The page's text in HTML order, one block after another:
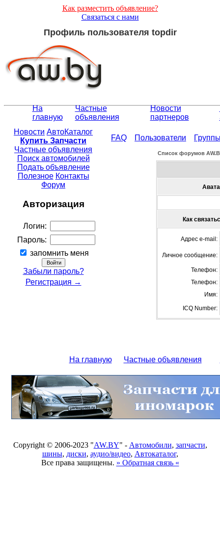
Как разместить объявление?
Связаться с нами
Профиль пользователя topdir
На
главную
Частные
объявления
Новости
партнеров
Новости АвтоКаталог
Купить Запчасти
Частные объявления
Поиск автомобилей
Подать объявление
Полезное Контакты
Форум
Авторизация
Логин:
Пароль:
запомнить меня
Забыли пароль?
Регистрация →
FAQ Пользователи
Список форумов
Как
Адрес e-mail:
Личное сообщение:
Телефон:
Телефон:
Имя:
ICQ Number:
На главную Частные объявления
Copyright © 2006-2023 "AW.BY" - Автомобили, запчасти,
шины, диски, аудио/видео, Автокаталог,
Все права защищены. » Обратная связь «